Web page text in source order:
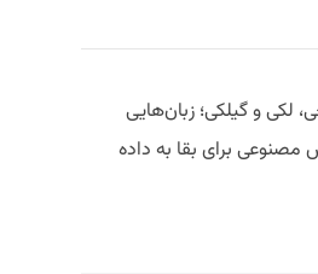
لکی و گیلکی؛ زبان‌هایی
برای بقا به داده